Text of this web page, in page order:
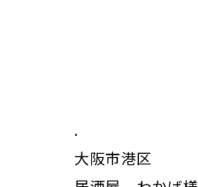
.
大阪市港区